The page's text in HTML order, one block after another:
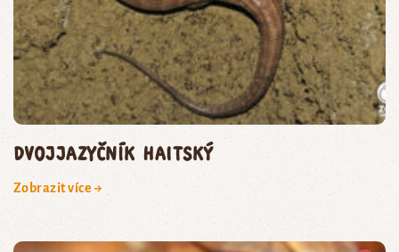
dvojjazyčník haitský
Zobrazit více →